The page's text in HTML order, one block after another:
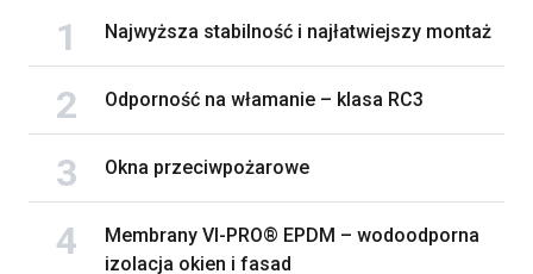
Najwyższa stabilność i najłatwiejszy montaż
Odporność na włamanie – klasa RC3
Okna przeciwpożarowe
Membrany VI-PRO® EPDM – wodoodporna
izolacja okien i fasad